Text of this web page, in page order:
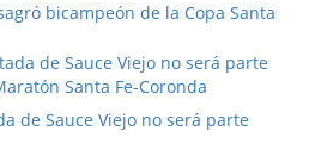
bicampeón de la Copa Santa
de Sauce Viejo no será parte